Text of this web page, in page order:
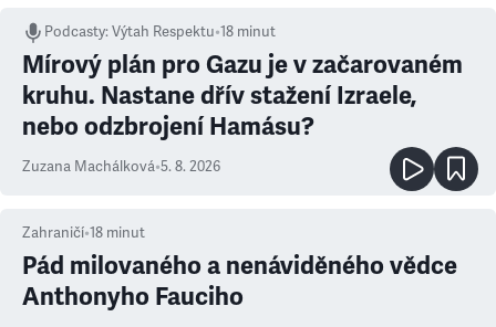
Podcasty:Výtah Respektu•18 minut
Mírový plán pro Gazu je v začarovaném
kruhu. Nastane dřív stažení Izraele,
nebo odzbrojení Hamásu?
Zuzana Machálková•5. 8. 2026
Zahraničí•18 minut
Pád milovaného a nenáviděného vědce
Anthonyho Fauciho